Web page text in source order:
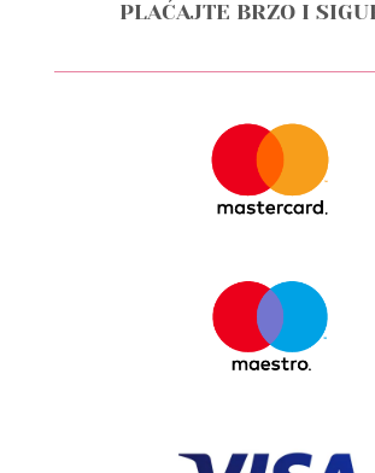
PLAĆAJTE BRZO I